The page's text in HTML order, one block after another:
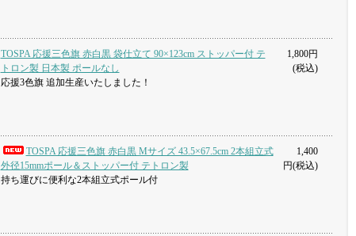
TOSPA 応援三色旗 赤白黒 袋仕立て 90×123cm ストッパー付 テ
トロン製 日本製 ポールなし
1,800円
(税込)
応援3色旗 追加生産いたしました！
TOSPA 応援三色旗 赤白黒 Mサイズ 43.5×67.5cm 2本組立式
外径15mmポール＆ストッパー付 テトロン製
1,400
円(税込)
持ち運びに便利な2本組立式ポール付